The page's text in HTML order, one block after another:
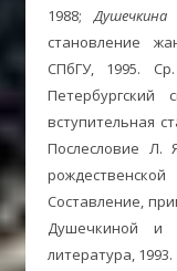
1988;
становление
СПбГУ, 1995.
Петербургский
вступительная
Послесловие Л.
Составление,
Душечкиной и
литература, 1993.